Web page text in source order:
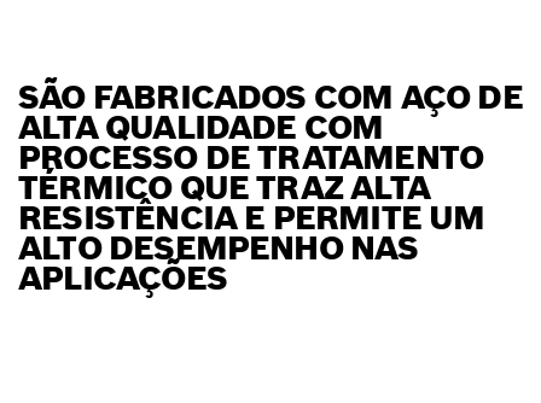
SÃO FABRICADOS COM AÇO DE
ALTA QUALIDADE COM
PROCESSO DE TRATAMENTO
TÉRMICO QUE TRAZ ALTA
RESISTÊNCIA E PERMITE UM
ALTO DESEMPENHO NAS
APLICAÇÕES